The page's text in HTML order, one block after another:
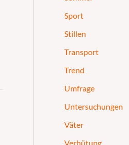
Sport
Stillen
Transport
Trend
Umfrage
Untersuchungen
Väter
Verhütung